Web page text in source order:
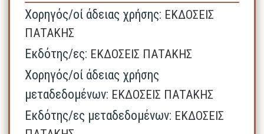
Χορηγός/οί άδειας χρήσης: ΕΚΔΟΣΕΙΣ
ΠΑΤΑΚΗΣ
Εκδότης/ες: ΕΚΔΟΣΕΙΣ ΠΑΤΑΚΗΣ
Χορηγός/οί άδειας χρήσης
μεταδεδομένων: ΕΚΔΟΣΕΙΣ ΠΑΤΑΚΗΣ
Εκδότης/ες μεταδεδομένων: ΕΚΔΟΣΕΙΣ